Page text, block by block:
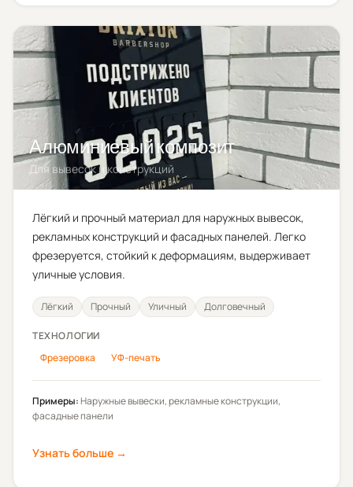
Алюминиевый композит
Для вывесок и конструкций
Лёгкий и прочный материал для наружных вывесок,
рекламных конструкций и фасадных панелей. Легко
фрезеруется, стойкий к деформациям, выдерживает
уличные условия.
Лёгкий Прочный Уличный Долговечный
ТЕХНОЛОГИИ
Фрезеровка
УФ-печать
Примеры:Наружные вывески, рекламные конструкции,
фасадные панели
Узнать больше →